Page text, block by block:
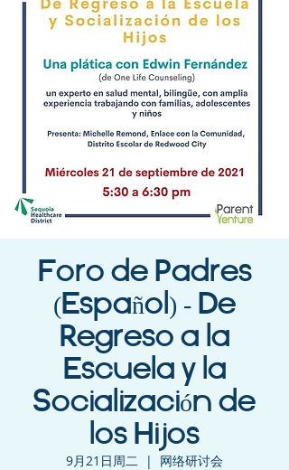
Foro de Padres
(Español) - De
Regreso a la
Escuela y la
Socialización de
los Hijos
9月21日周二
  |
网络研讨会